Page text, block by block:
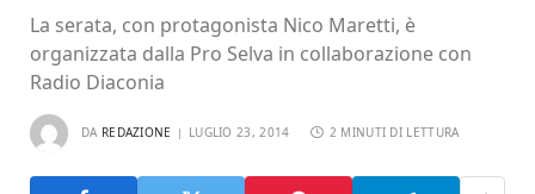
La serata, con protagonista Nico Maretti, è
organizzata dalla Pro Selva in collaborazione con
Radio Diaconia
DA REDAZIONE LUGLIO 23, 2014 2 MINUTI DI LETTURA